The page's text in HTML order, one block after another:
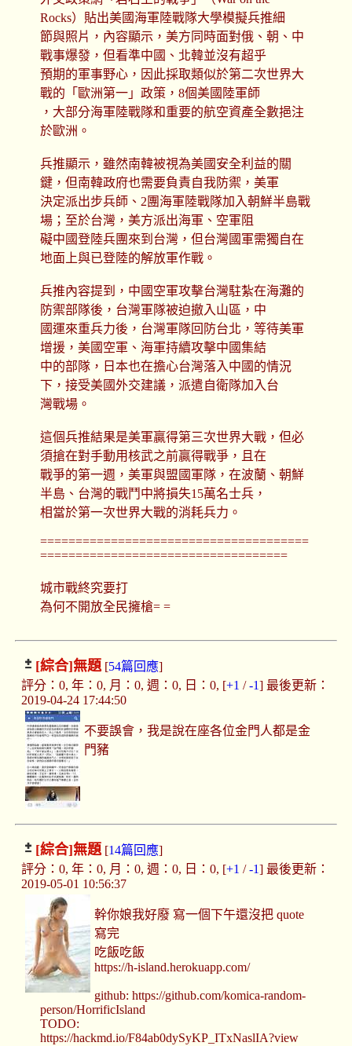
Rocks）貼出美國海軍陸戰隊大學模擬兵推細
節與照片，內容顯示，美方同時面對俄、朝、中
戰事爆發，但看準中國、北韓並沒有超乎
預期的軍事野心，因此採取類似於第二次世界大
戰的「歐洲第一」政策，8個美國陸軍師
，大部分海軍陸戰隊和重要的航空資產全數挹注
於歐洲。
兵推顯示，雖然南韓被視為美國安全利益的關
鍵，但南韓政府也需要負責自我防禦，美軍
決定派出步兵師、2團海軍陸戰隊加入朝鮮半島戰
場；至於台灣，美方派出海軍、空軍阻
礙中國登陸兵團來到台灣，但台灣國軍需獨自在
地面上與已登陸的解放軍作戰。
兵推內容提到，中國空軍攻擊台灣駐紮在海灘的
防禦部隊後，台灣軍隊被迫撤入山區，中
國運來重兵力後，台灣軍隊回防台北，等待美軍
增援，美國空軍、海軍持續攻擊中國集結
中的部隊，日本也在擔心台灣落入中國的情況
下，接受美國外交建議，派遣自衛隊加入台
灣戰場。
這個兵推結果是美軍贏得第三次世界大戰，但必
須搶在對手動用核武之前贏得戰爭，且在
戰爭的第一週，美軍與盟國軍隊，在波蘭、朝鮮
半島、台灣的戰鬥中將損失15萬名士兵，
相當於第一次世界大戰的消耗兵力。
======================================
===================================
城市戰終究要打
為何不開放全民擁槍= =
[綜合]無題[54篇回應]
評分：0, 年：0, 月：0, 週：0, 日：0, [+1 /-1] 最後更新：
2019-04-24 17:44:50
不要誤會，我是說在座各位金門人都是金
門豬
[綜合]無題[14篇回應]
評分：0, 年：0, 月：0, 週：0, 日：0, [+1 /-1] 最後更新：
2019-05-01 10:56:37
幹你娘我好廢 寫一個下午還沒把 quote
寫完
吃飯吃飯
https://h-island.herokuapp.com/
github: https://github.com/komica-random-
person/HorrificIsland
TODO:
https://hackmd.io/F84ab0dySyKP_ITxNaslIA?view